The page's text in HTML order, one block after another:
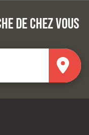
de chez vous